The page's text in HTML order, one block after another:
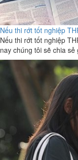
Nếu thi rớt tốt nghiệp
Nếu thi rớt tốt nghiệp
nay chúng tôi sẽ chia sẻ